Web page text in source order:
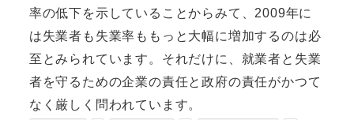
率の低下を示していることからみて、2009年に
は失業者も失業率ももっと大幅に増加するのは必
至とみられています。それだけに、就業者と失業
者を守るための企業の責任と政府の責任がかつて
なく厳しく問われています。